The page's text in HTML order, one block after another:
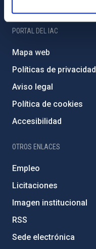
PORTAL DEL IAC
Mapa web
Políticas de privacidad
Aviso legal
Política de cookies
Accesibilidad
OTROS ENLACES
Empleo
Licitaciones
Imagen institucional
RSS
Sede electrónica